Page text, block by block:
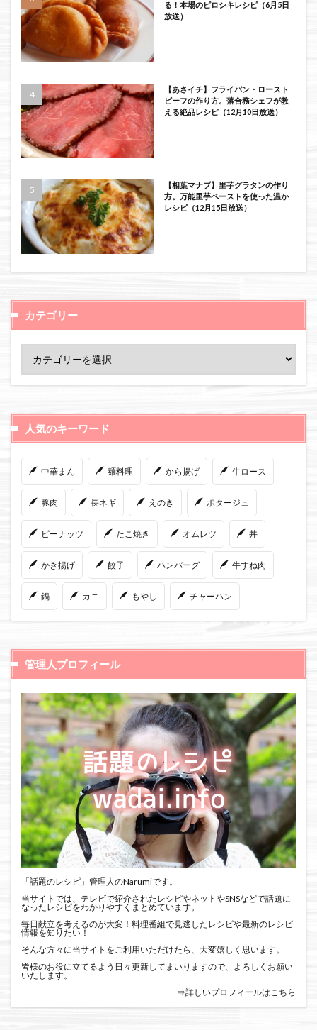
る！本場のピロシキレシピ（6月5日
放送）
【あさイチ】フライパン・ロースト
ビーフの作り方。落合務シェフが教
える絶品レシピ（12月10日放送）
【相葉マナブ】里芋グラタンの作り
方。万能里芋ペーストを使った温か
レシピ（12月15日放送）
カテゴリー
人気のキーワード
中華まん 麺料理 から揚げ 牛ロース
豚肉 長ネギ えのき ポタージュ
ピーナッツ たこ焼き オムレツ 丼
かき揚げ 餃子 ハンバーグ 牛すね肉
鍋 カニ もやし チャーハン
管理人プロフィール
「話題のレシピ」管理人のNarumiです。
当サイトでは、テレビで紹介されたレシピやネットやSNSなどで話題に
なったレシピをわかりやすくまとめています。
毎日献立を考えるのが大変！料理番組で見逃したレシピや最新のレシピ
情報を知りたい！
そんな方々に当サイトをご利用いただけたら、大変嬉しく思います。
皆様のお役に立てるよう日々更新してまいりますので、よろしくお願い
いたします。
⇒詳しいプロフィールはこちら